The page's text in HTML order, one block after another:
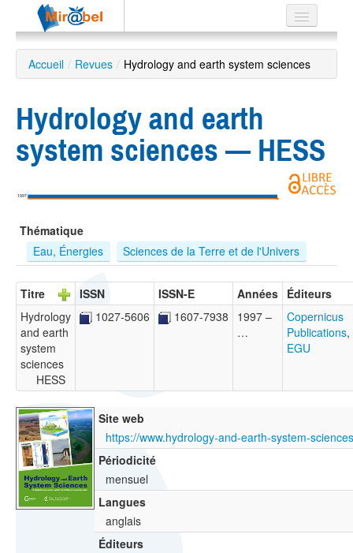
Le réseau
Soutien
Listes
Recherche
EN
ES
?
Accueil / Revues / Hydrology and earth system sciences
Hydrology and earth
system sciences — HESS
1997
Thématique
Eau, Énergies
Sciences de la Terre et de l'Univers
Titre ISSN ISSN-E Années Éditeurs
Hydrology
and earth
system
sciences
HESS
1027-5606 1607-7938
1997 –
…
Copernicus
Publications,
EGU
Site web
https://www.hydrology-and-earth-system-
Périodicité
mensuel
Langues
anglais
Éditeurs